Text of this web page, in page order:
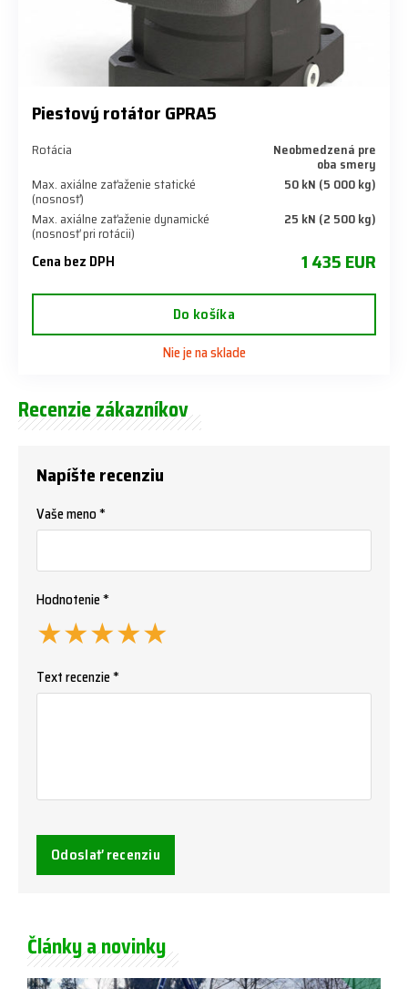
Piestový rotátor GPRA5
Rotácia Neobmedzená pre
oba smery
Max. axiálne zaťaženie statické
(nosnosť)
50 kN (5 000 kg)
Max. axiálne zaťaženie dynamické
(nosnosť pri rotácii)
25 kN (2 500 kg)
Cena bez DPH 1 435 EUR
Do košíka
Nie je na sklade
Recenzie zákazníkov
Napíšte recenziu
Vaše meno *
Hodnotenie *
★
★
★
★
★
Text recenzie *
Odoslať recenziu
Články a novinky